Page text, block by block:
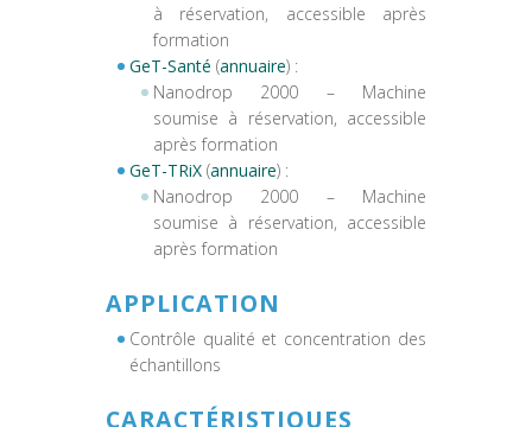
à réservation, accessible après
formation
GeT-Santé (annuaire) :
Nanodrop 2000 – Machine
soumise à réservation, accessible
après formation
GeT-TRiX(annuaire) :
Nanodrop 2000 – Machine
soumise à réservation, accessible
après formation
APPLICATION
Contrôle qualité et concentration des
échantillons
CARACTÉRISTIQUES